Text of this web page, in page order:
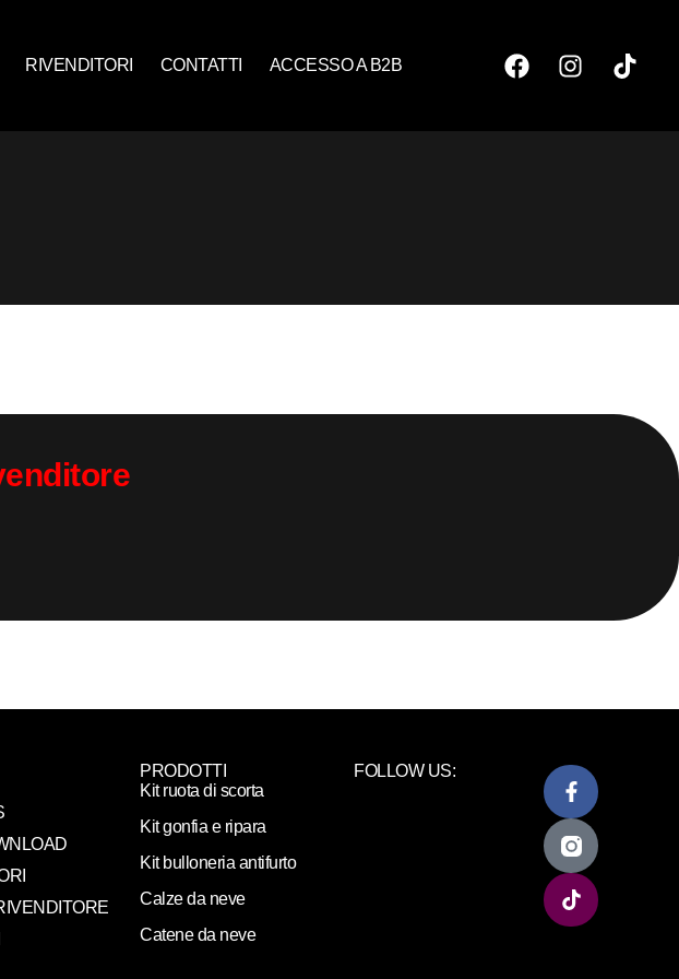
RIVENDITORI CONTATTI ACCESSO A B2B
PRODOTTI
Kit ruota di scorta
Kit gonfia e ripara
Kit bulloneria antifurto
Calze da neve
Catene da neve
FOLLOW US: